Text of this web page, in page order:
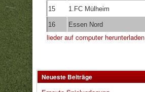
15 1.FC Mülheim
16 Essen Nord
lieder auf computer herunterladen
Neueste Beiträge